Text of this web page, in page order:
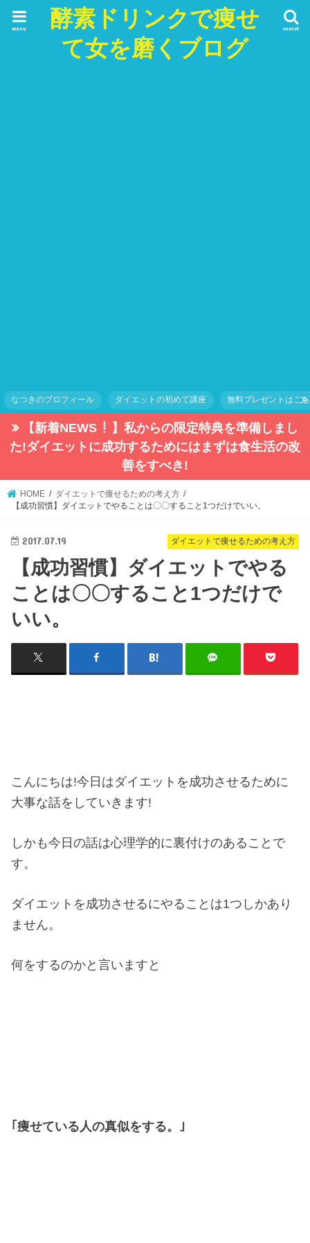
酵素ドリンクで痩せ
て女を磨くブログ
search
menu
なつきのプロフィール ダイエットの初めて講座 無料プレゼントはこ
【新着NEWS
】私からの限定特典を準備しまし
た!ダイエットに成功するためにはまずは食生活の改
善をすべき!
HOME
ダイエットで痩せるための考え方
【成功習慣】ダイエットでやることは〇〇すること1つだけでいい。
ダイエットで痩せるための考え方
2017.07.19
【成功習慣】ダイエットでやる
ことは〇〇すること1つだけで
いい。
こんにちは!今日はダイエットを成功させるために
大事な話をしていきます!
しかも今日の話は心理学的に裏付けのあることで
す。
ダイエットを成功させるにやることは1つしかあり
ません。
何をするのかと言いますと
｢痩せている人の真似をする。｣